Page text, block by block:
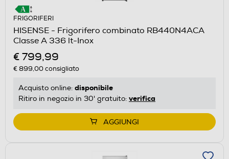
FRIGORIFERI
HISENSE - Frigorifero combinato RB440N4ACA
Classe A 336 lt-Inox
€ 799,99
€ 899,00consigliato
Acquisto online: disponibile
Ritiro in negozio in 30' gratuito: verifica
AGGIUNGI